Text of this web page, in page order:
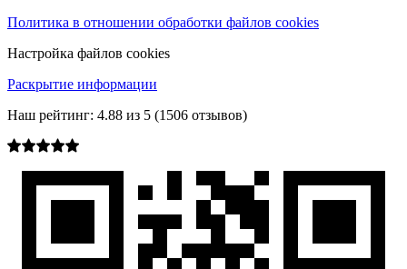
Политика в отношении обработки файлов cookies
Настройка файлов cookies
Раскрытие информации
Наш рейтинг: 4.88 из 5 (1506 отзывов)